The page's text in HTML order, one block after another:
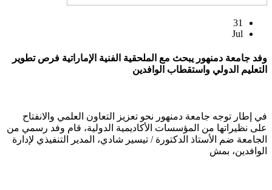
31
Jul
وفد جامعة دمنهور يبحث مع الملحقية الفنية الإماراتية فرص تطوير
التعليم الدولي واستقطاب الوافدين
في إطار توجه جامعة دمنهور نحو تعزيز التعاون العلمي والانفتاح
على نظيراتها من المؤسسات الأكاديمية الدولية، قام وفد رسمي من
الجامعة ضم الأستاذ الدكتورة / تيسير شادي، المدير التنفيذي لإدارة
الوافدين، بمش